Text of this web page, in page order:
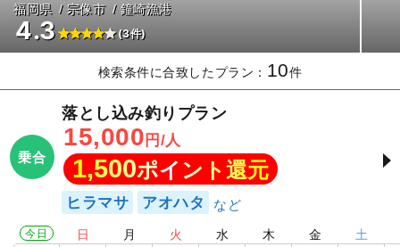
福岡県 宗像市 鐘崎漁港
4.3 (3件)
検索条件に合致したプラン： 10件
乗合
落とし込み釣りプラン
15,000 円/人
1,500ポイント還元
ヒラマサ アオハタ
今日 日 月 火 水 木 金 土